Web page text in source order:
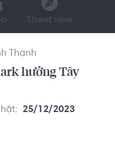
Street view
Thạnh
hướng Tây
25/12/2023